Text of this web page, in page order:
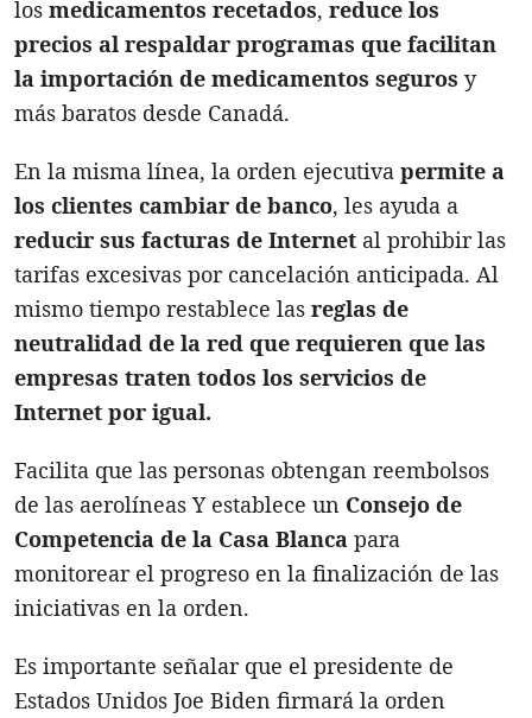
los medicamentos recetados, reduce los
precios al respaldar programas que facilitan
la importación de medicamentos seguros y
más baratos desde Canadá.
En la misma línea, la orden ejecutiva permite a
los clientes cambiar de banco, les ayuda a
reducir sus facturas de Internet al prohibir las
tarifas excesivas por cancelación anticipada. Al
mismo tiempo restablece las reglas de
neutralidad de la red que requieren que las
empresas traten todos los servicios de
Internet por igual.
Facilita que las personas obtengan reembolsos
de las aerolíneas Y establece un Consejo de
Competencia de la Casa Blanca para
monitorear el progreso en la finalización de las
iniciativas en la orden.
Es importante señalar que el presidente de
Estados Unidos Joe Biden firmará la orden